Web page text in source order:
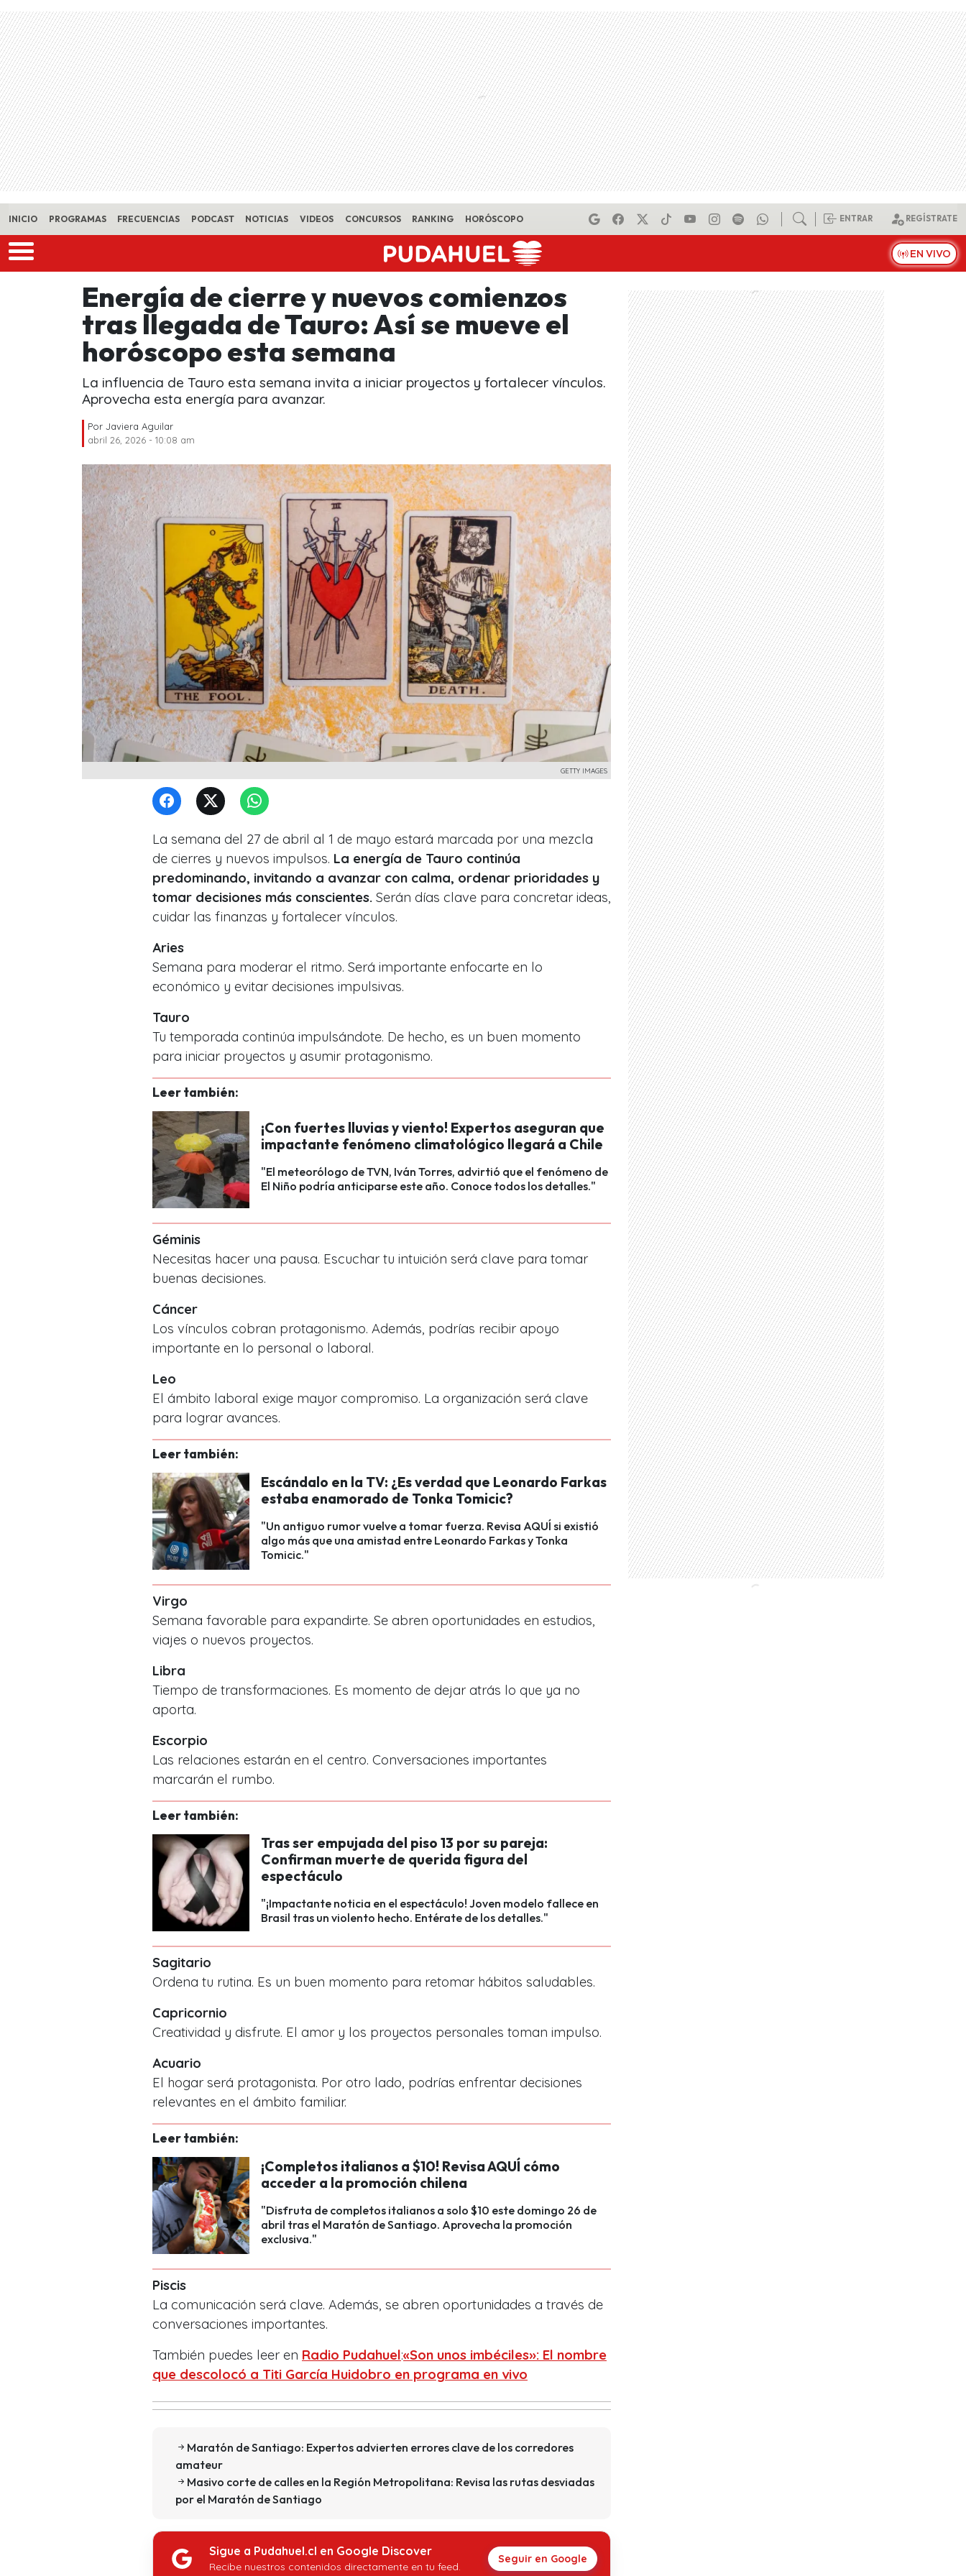
Skip to main content
INICIO PROGRAMAS FRECUENCIAS PODCAST NOTICIAS VIDEOS CONCURSOS RANKING HORÓSCOPO ENTRAR REGÍSTRATE
EN VIVO
Energía de cierre y nuevos comienzos
tras llegada de Tauro: Así se mueve el
horóscopo esta semana
La influencia de Tauro esta semana invita a iniciar proyectos y fortalecer vínculos.
Aprovecha esta energía para avanzar.
Por Javiera Aguilar
abril 26, 2026 - 10:08 am
GETTY IMAGES
La semana del 27 de abril al 1 de mayo estará marcada por una mezcla
de cierres y nuevos impulsos. La energía de Tauro continúa
predominando, invitando a avanzar con calma, ordenar prioridades y
tomar decisiones más conscientes. Serán días clave para concretar ideas,
cuidar las finanzas y fortalecer vínculos.
Aries
Semana para moderar el ritmo. Será importante enfocarte en lo
económico y evitar decisiones impulsivas.
Tauro
Tu temporada continúa impulsándote. De hecho, es un buen momento
para iniciar proyectos y asumir protagonismo.
Leer también:
¡Con fuertes lluvias y viento! Expertos aseguran que
impactante fenómeno climatológico llegará a Chile
"El meteorólogo de TVN, Iván Torres, advirtió que el fenómeno de
El Niño podría anticiparse este año. Conoce todos los detalles."
Géminis
Necesitas hacer una pausa. Escuchar tu intuición será clave para tomar
buenas decisiones.
Cáncer
Los vínculos cobran protagonismo. Además, podrías recibir apoyo
importante en lo personal o laboral.
Leo
El ámbito laboral exige mayor compromiso. La organización será clave
para lograr avances.
Leer también:
Escándalo en la TV: ¿Es verdad que Leonardo Farkas
estaba enamorado de Tonka Tomicic?
"Un antiguo rumor vuelve a tomar fuerza. Revisa AQUÍ si existió
algo más que una amistad entre Leonardo Farkas y Tonka
Tomicic."
Virgo
Semana favorable para expandirte. Se abren oportunidades en estudios,
viajes o nuevos proyectos.
Libra
Tiempo de transformaciones. Es momento de dejar atrás lo que ya no
aporta.
Escorpio
Las relaciones estarán en el centro. Conversaciones importantes
marcarán el rumbo.
Leer también:
Tras ser empujada del piso 13 por su pareja:
Confirman muerte de querida figura del
espectáculo
"¡Impactante noticia en el espectáculo! Joven modelo fallece en
Brasil tras un violento hecho. Entérate de los detalles."
Sagitario
Ordena tu rutina. Es un buen momento para retomar hábitos saludables.
Capricornio
Creatividad y disfrute. El amor y los proyectos personales toman impulso.
Acuario
El hogar será protagonista. Por otro lado, podrías enfrentar decisiones
relevantes en el ámbito familiar.
Leer también:
¡Completos italianos a $10! Revisa AQUÍ cómo
acceder a la promoción chilena
"Disfruta de completos italianos a solo $10 este domingo 26 de
abril tras el Maratón de Santiago. Aprovecha la promoción
exclusiva."
Piscis
La comunicación será clave. Además, se abren oportunidades a través de
conversaciones importantes.
También puedes leer en Radio Pudahuel:«Son unos imbéciles»: El nombre
que descolocó a Titi García Huidobro en programa en vivo
Maratón de Santiago: Expertos advierten errores clave de los corredores
amateur
Masivo corte de calles en la Región Metropolitana: Revisa las rutas desviadas
por el Maratón de Santiago
Sigue a Pudahuel.cl en Google Discover
Recibe nuestros contenidos directamente en tu feed.
Seguir en Google